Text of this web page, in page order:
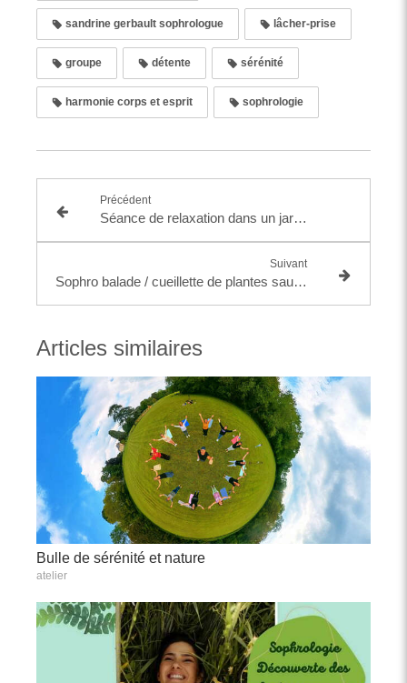
sandrine gerbault sophrologue lâcher-prise
groupe détente sérénité
harmonie corps et esprit sophrologie
Précédent
Séance de relaxation dans un jardin exotique
Suivant
Sophro balade / cueillette de plantes sauvages et comestibles
Articles similaires
Bulle de sérénité et nature
atelier